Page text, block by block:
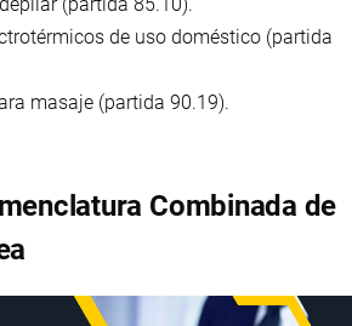
(partida 85.10).
de uso doméstico (partida
masaje (partida 90.19).
Combinada de